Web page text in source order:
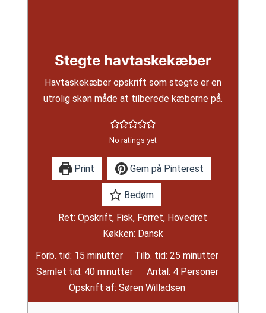
Stegte havtaskekæber
Havtaskekæber opskrift som stegte er en
utrolig skøn måde at tilberede kæberne på.
No ratings yet
Print Gem på Pinterest
Bedøm
Ret:Opskrift, Fisk, Forret, Hovedret
Køkken: Dansk
Forb. tid: 15 minutter
minutter Tilb. tid:25 minutter
minutter
Samlet tid: 40minutter
minutter Antal: 4 Personer
Opskrift af:Søren Willadsen